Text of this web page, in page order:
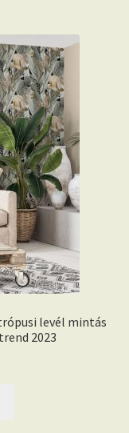
levél mintás
2023